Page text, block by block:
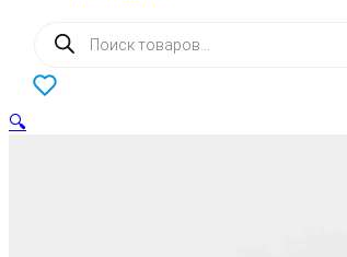
Поиск
товаров
0
🔍